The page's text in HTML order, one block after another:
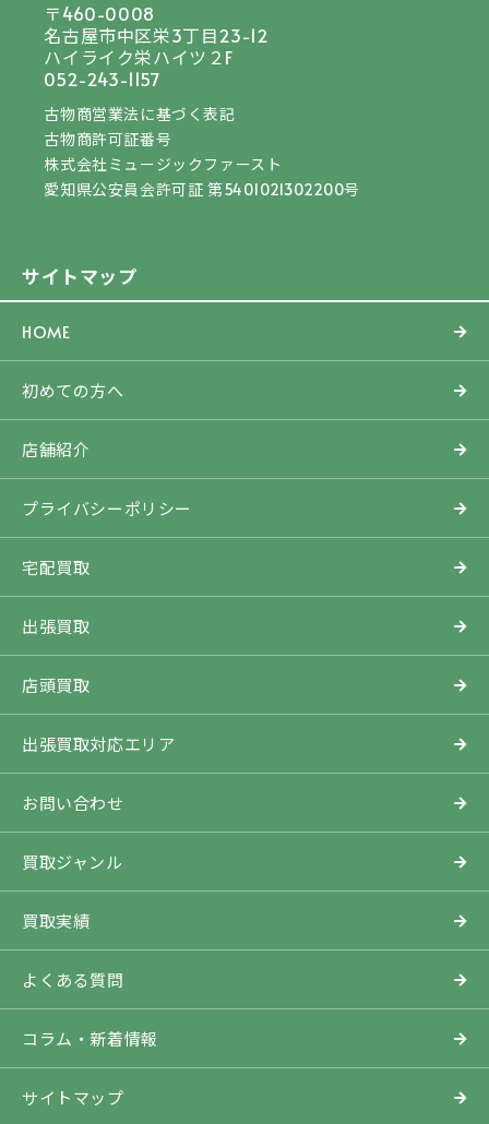
サイトマップ
HOME
初めての方へ
店舗紹介
プライバシーポリシー
宅配買取
出張買取
店頭買取
出張買取対応エリア
お問い合わせ
買取ジャンル
買取実績
よくある質問
コラム・新着情報
サイトマップ
〒460-0008
名古屋市中区栄3丁目23-12
ハイライク栄ハイツ２F
052-243-1157
古物商営業法に基づく表記
古物商許可証番号
株式会社ミュージックファースト
愛知県公安員会許可証 第5401021302200号